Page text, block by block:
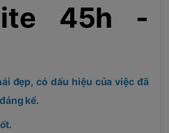
45h -
đẹp, có dấu hiệu của việc đã
kể.